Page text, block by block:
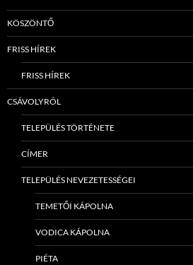
KÖSZÖNTŐ
FRISS HÍREK
FRISS HÍREK
CSÁVOLYRÓL
TELEPÜLÉS TÖRTÉNETE
CÍMER
TELEPÜLÉS NEVEZETESSÉGEI
TEMETŐI KÁPOLNA
VODICA KÁPOLNA
PIÉTA